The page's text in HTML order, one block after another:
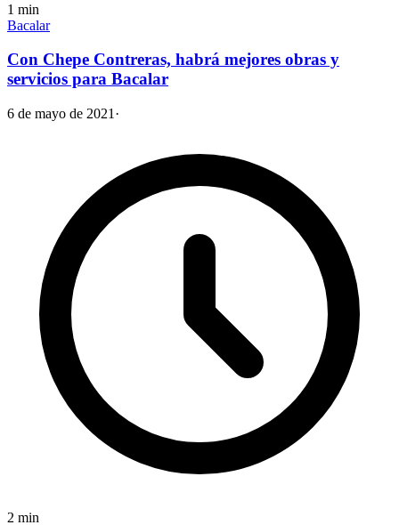
1 min
Bacalar
Con Chepe Contreras, habrá mejores obras y
servicios para Bacalar
6 de mayo de 2021 ·
2 min